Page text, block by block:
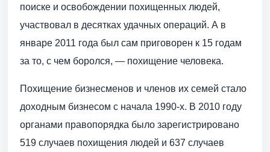
поиске и освобождении похищенных людей,
участвовал в десятках удачных операций. А в
январе 2011 года был сам приговорен к 15 годам
за то, с чем боролся, — похищение человека.
Похищение бизнесменов и членов их семей стало
доходным бизнесом с начала 1990-х. В 2010 году
органами правопорядка было зарегистрировано
519 случаев похищения людей и 637 случаев